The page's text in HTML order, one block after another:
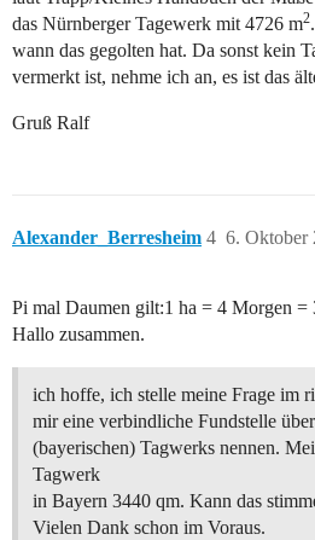
das Nürnberger Tagewerk mit 4726 m2
wann das gegolten hat. Da sonst kein
vermerkt ist, nehme ich an, es ist das
Gruß Ralf
Alexander_Berresheim 6. Oktober
4
Pi mal Daumen gilt:1 ha = 4 Morgen =
Hallo zusammen.
ich hoffe, ich stelle meine Frage im
mir eine verbindliche Fundstelle
(bayerischen) Tagwerks nennen.
Tagwerk
in Bayern 3440 qm. Kann das
Vielen Dank schon im Voraus.